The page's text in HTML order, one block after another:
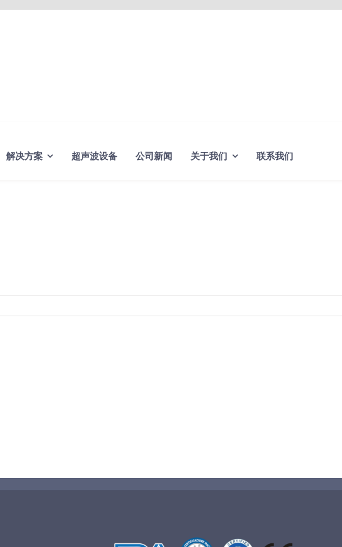
解决方案 超声波设备 公司新闻 关于我们 联系我们